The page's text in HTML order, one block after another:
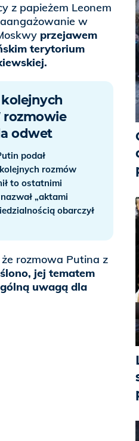
z papieżem Leonem
w
przejawem
terytorium
rozmowie
odwet
podał
rozmów
to ostatnimi
„aktami
obarczył
rozmowa Putina z
jej tematem
uwagą dla